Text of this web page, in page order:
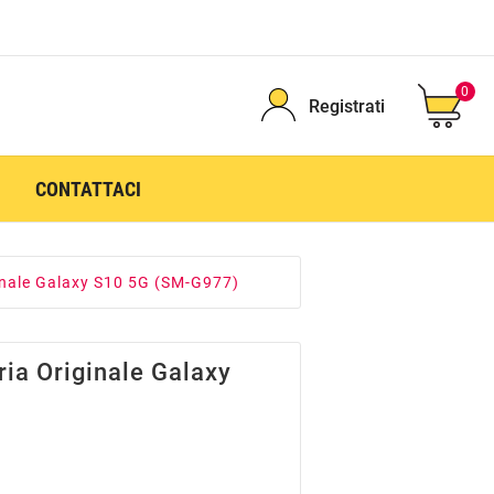
Registrati
0
CONTATTACI
Galaxy S10 5G (SM-G977)
Originale Galaxy